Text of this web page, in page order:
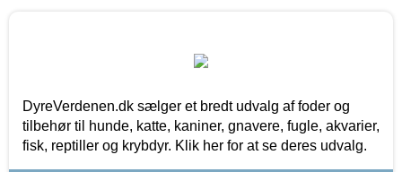
DyreVerdenen.dk sælger et bredt udvalg af foder og
tilbehør til hunde, katte, kaniner, gnavere, fugle, akvarier,
fisk, reptiller og krybdyr. Klik her for at se deres udvalg.